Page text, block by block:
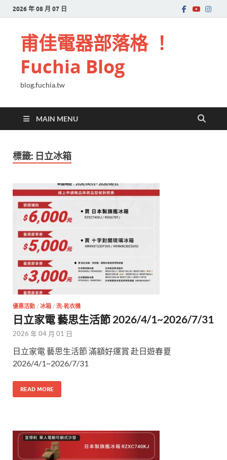
2026 年 08 月 07 日
甫佳電器部落格 ！
Fuchia Blog
blog.fuchia.tw
MAIN MENU
標籤: 日立冰箱
優惠活動 / 冰箱 / 洗-乾衣機
日立家電 藝思生活節 2026/4/1~2026/7/31
2026 年 04 月 01 日
日立家電 藝思生活節 滿額好運賞 赴日遊春夏
2026/4/1~2026/7/31
READ MORE